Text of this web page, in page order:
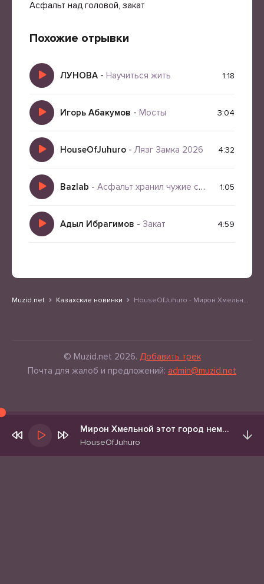
Асфальт над головой, закат
Похожие отрывки
ЛУНОВА - Научиться жить 1:18
Игорь Абакумов - Мосты 3:04
HouseOfJuhuro - Лязг Замка 2026 4:32
Bazlab - Асфальт хранил чужие сны 1:05
Адыл Ибрагимов - Закат 4:59
Muzid.net Казахские новинки HouseOfJuhuro - Мирон Хмельной этот город немой (насквозь)
© Muzid.net 2026. Добавить трек
Почта для жалоб и предложений: admin@muzid.net
Мирон Хмельной этот город немой (насквозь)
HouseOfJuhuro